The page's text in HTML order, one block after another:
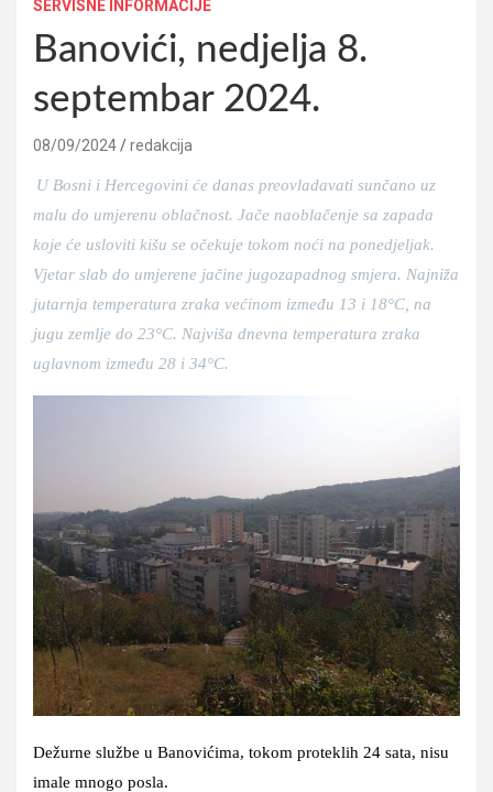
SERVISNE INFORMACIJE
Banovići, nedjelja 8.
septembar 2024.
08/09/2024 redakcija
U Bosni i Hercegovini će danas preovladavati sunčano uz
malu do umjerenu oblačnost. Jače naoblačenje sa zapada
koje će usloviti kišu se očekuje tokom noći na ponedjeljak.
Vjetar slab do umjerene jačine jugozapadnog smjera. Najniža
jutarnja temperatura zraka većinom između 13 i 18°C, na
jugu zemlje do 23°C. Najviša dnevna temperatura zraka
uglavnom između 28 i 34°C.
Dežurne službe u Banovićima, tokom proteklih 24 sata, nisu
imale mnogo posla.